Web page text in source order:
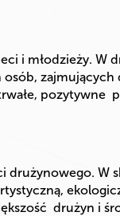
i młodzieży. W
pozytywne
drużynowego. W
drużyn i